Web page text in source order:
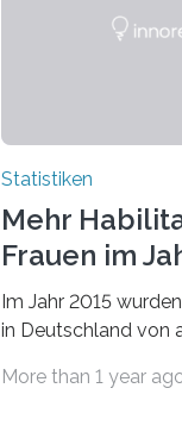
Statistiken
Mehr
Frauen im
Im Jahr 2015
in Deutschland von
Wissenschaftlern
More than 1 year